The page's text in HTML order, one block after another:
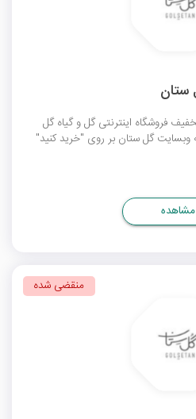
کردن کد تخفیف از %10 تخفیف فروشگاه اینترنتی گل و گیاه گل
وبسایت گل ستان بر روی "خرید کنید"
مشاهده
منقضی شده